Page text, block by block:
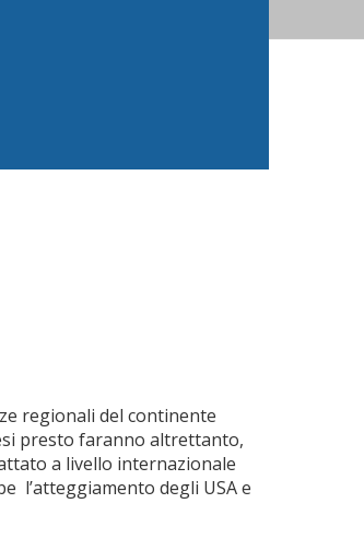
regionali del continente
presto faranno altrettanto,
a livello internazionale
l’atteggiamento degli USA e